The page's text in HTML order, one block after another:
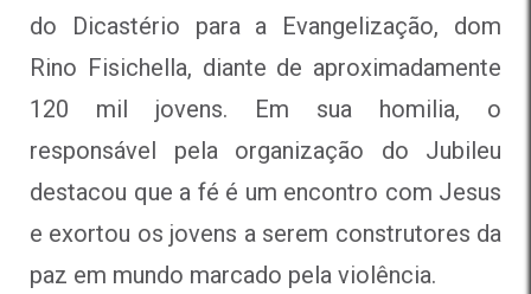
do Dicastério para a Evangelização, dom
Rino Fisichella, diante de aproximadamente
120 mil jovens. Em sua homilia, o
responsável pela organização do Jubileu
destacou que a fé é um encontro com Jesus
e exortou os jovens a serem construtores da
paz em mundo marcado pela violência.